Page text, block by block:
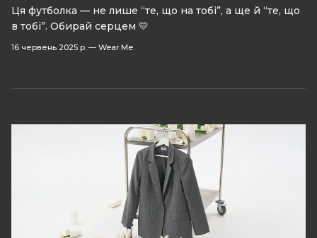
Ця футболка — не лише “те, що на тобі”, а ще й “те, що
в тобі”. Обирай серцем 💛
16 червень 2025 р. — Wear Me